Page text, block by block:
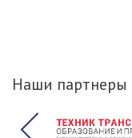
Наши партнеры